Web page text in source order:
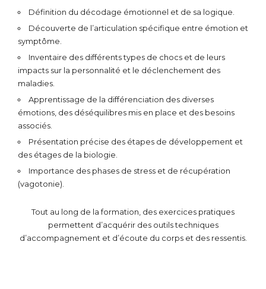
Définition du décodage émotionnel et de sa logique.
Découverte de l’articulation spécifique entre émotion et
symptôme.
Inventaire des différents types de chocs et de leurs
impacts sur la personnalité et le déclenchement des
maladies.
Apprentissage de la différenciation des diverses
émotions, des déséquilibres mis en place et des besoins
associés.
Présentation précise des étapes de développement et
des étages de la biologie.
Importance des phases de stress et de récupération
(vagotonie).
Tout au long de la formation, des exercices pratiques
permettent d’acquérir des outils techniques
d’accompagnement et d’écoute du corps et des ressentis.